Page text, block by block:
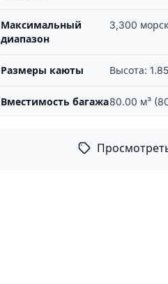
Максимальный
диапазон
3,300
Размеры каюты Высота:
Вместимость багажа80.00 м³